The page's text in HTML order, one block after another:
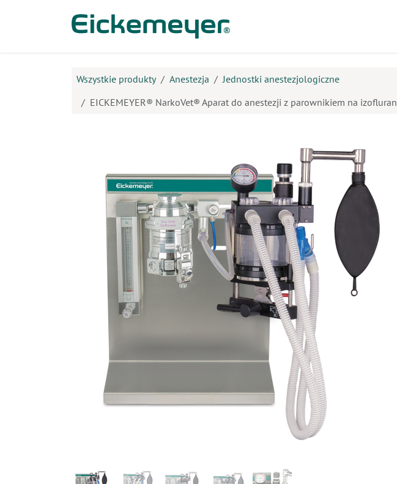
Wszystkie produkty Anestezja
Jednostki anestezjologiczne
EICKEMEYER® NarkoVet® Aparat do anestezji z parownikiem na izofluran